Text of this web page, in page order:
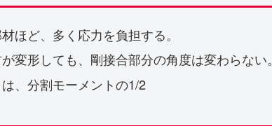
ほど、多く応力を負担する。
変形しても、剛接合部分の角度は変わらない。
、分割モーメントの1/2